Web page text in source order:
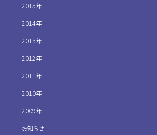
2015年
2014年
2013年
2012年
2011年
2010年
2009年
お知らせ